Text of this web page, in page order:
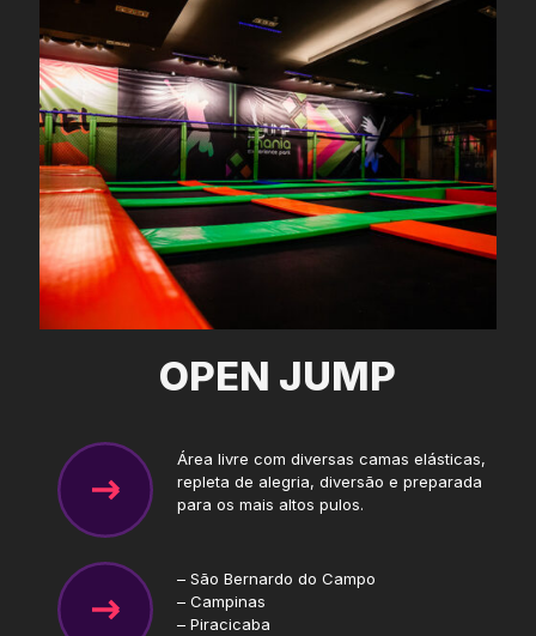
OPEN JUMP
Área livre com diversas camas elásticas,
repleta de alegria, diversão e preparada
para os mais altos pulos.
– São Bernardo do Campo
– Campinas
– Piracicaba